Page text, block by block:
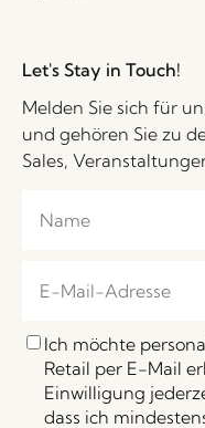
Let's Stay in Touch!
Melden Sie sich für
und gehören Sie zu
Sales,
Ich möchte
Retail per E-Mail
Einwilligung
dass ich